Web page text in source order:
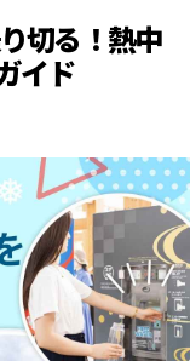
切る！熱中
イド